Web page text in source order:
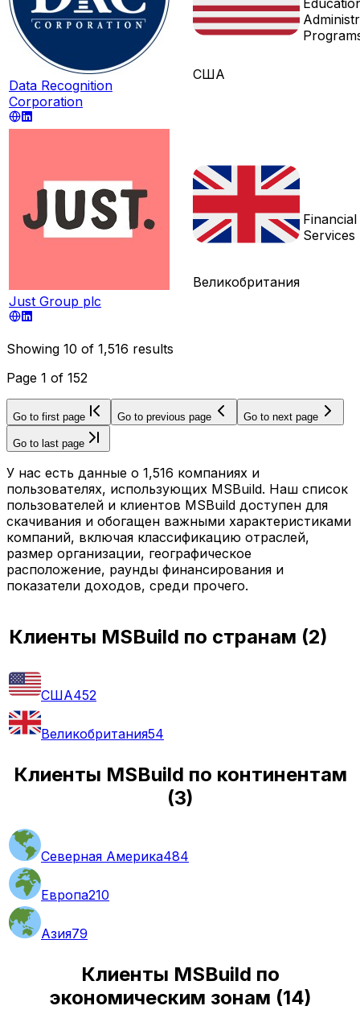
Data Recognition
Corporation
США
Just Group plc
Великобритания
Financial
Services
Showing 10 of 1,516 results
Page 1 of 152
Go to first page Go to previous page Go to next page
Go to last page
У нас есть данные о 1,516 компаниях и
пользователях, использующих MSBuild. Наш список
пользователей и клиентов MSBuild доступен для
скачивания и обогащен важными характеристиками
компаний, включая классификацию отраслей,
размер организации, географическое
расположение, раунды финансирования и
показатели доходов, среди прочего.
Клиенты MSBuild по странам (2)
США452
Великобритания54
Клиенты MSBuild по континентам
(3)
Северная Америка484
Европа210
Азия79
Клиенты MSBuild по
экономическим зонам (14)